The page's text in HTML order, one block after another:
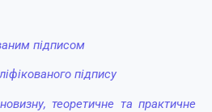
підписом
підпису
теоретичне та практичне